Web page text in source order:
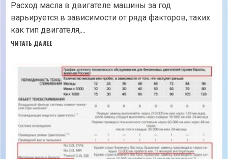
Расход масла в двигателе машины за год
варьируется в зависимости от ряда факторов, таких
как тип двигателя,...
ЧИТАТЬ ДАЛЕЕ